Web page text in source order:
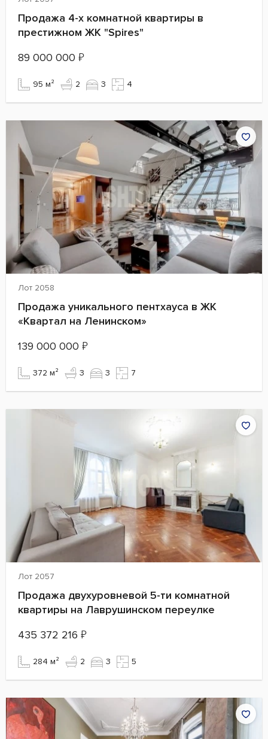
Продажа 4-х комнатной квартиры в
престижном ЖК "Spires"
89 000 000 ₽
95 м² 2 3 4
Лот 2058
Продажа уникального пентхауса в ЖК
«Квартал на Ленинском»
139 000 000 ₽
372 м² 3 3 7
Лот 2057
Продажа двухуровневой 5-ти комнатной
квартиры на Лаврушинском переулке
435 372 216 ₽
284 м² 2 3 5